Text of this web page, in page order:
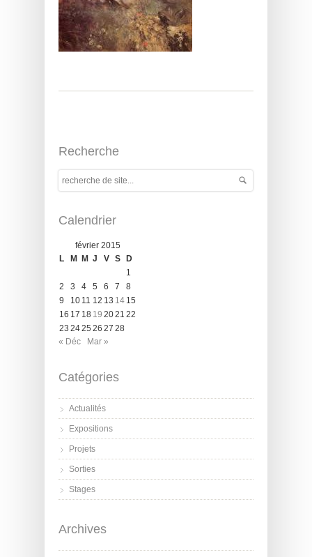
Recherche
Calendrier
février 2015
L
M M J V S
D
1
2
3 4 5 6 7
8
9
10 11 12 13 14 15
16 17 18 19 2021 22
23 2425 26 27 28
« Déc
Mar »
Catégories
Actualités
Expositions
Projets
Sorties
Stages
Archives